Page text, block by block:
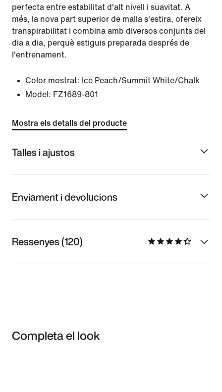
perfecta entre estabilitat d'alt nivell i suavitat. A
més, la nova part superior de malla s'estira, ofereix
transpirabilitat i combina amb diversos conjunts del
dia a dia, perquè estiguis preparada després de
l'entrenament.
Color mostrat: Ice Peach/Summit White/Chalk
Model: FZ1689-801
Mostra els detalls del producte
Talles i ajustos
Enviament i devolucions
Ressenyes (120)
Completa el look